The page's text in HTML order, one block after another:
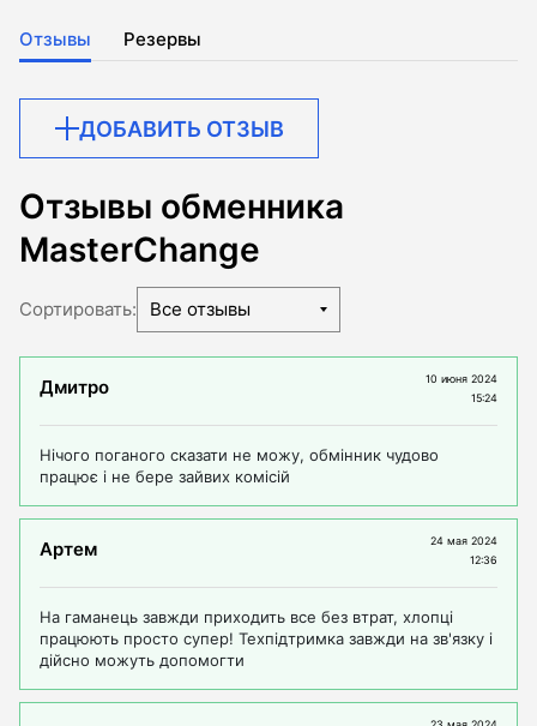
Отзывы Резервы
ДОБАВИТЬ ОТЗЫВ
Отзывы обменника
MasterChange
Сортировать: Все отзывы
Дмитро
10 июня 2024
15:24
Нічого поганого сказати не можу, обмінник чудово
працює і не бере зайвих комісій
Артем
24 мая 2024
12:36
На гаманець завжди приходить все без втрат, хлопці
працюють просто супер! Техпідтримка завжди на зв'язку і
дійсно можуть допомогти